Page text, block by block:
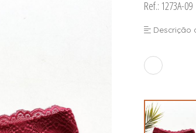
Ref.: 1273A-09
Descrição